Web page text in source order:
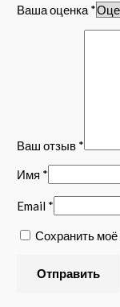
Ваша оценка *
Ваш отзыв *
Имя *
Email *
Сохранить